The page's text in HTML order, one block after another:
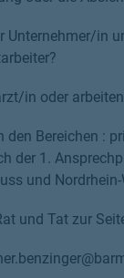
Unternehmer/in
in oder
den Bereichen :
der 1.
und
und Tat zur